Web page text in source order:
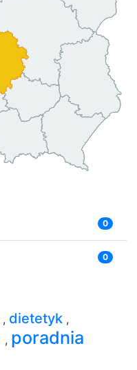
0
0
, dietetyk ,
, poradnia